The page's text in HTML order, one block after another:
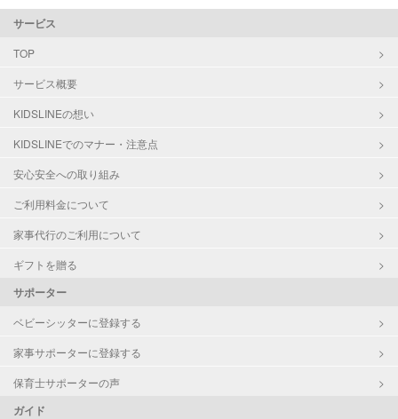
サービス
TOP
サービス概要
KIDSLINEの想い
KIDSLINEでのマナー・注意点
安心安全への取り組み
ご利用料金について
家事代行のご利用について
ギフトを贈る
サポーター
ベビーシッターに登録する
家事サポーターに登録する
保育士サポーターの声
ガイド